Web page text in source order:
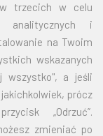
trzecich w celu
analitycznych i
na Twoim
wskazanych
wszystko", a jeśli
prócz
„Odrzuć”.
zmieniać po
31,98
39,98
83,03
129,15